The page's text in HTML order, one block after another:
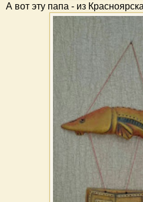
А вот эту папа - из Красноярска